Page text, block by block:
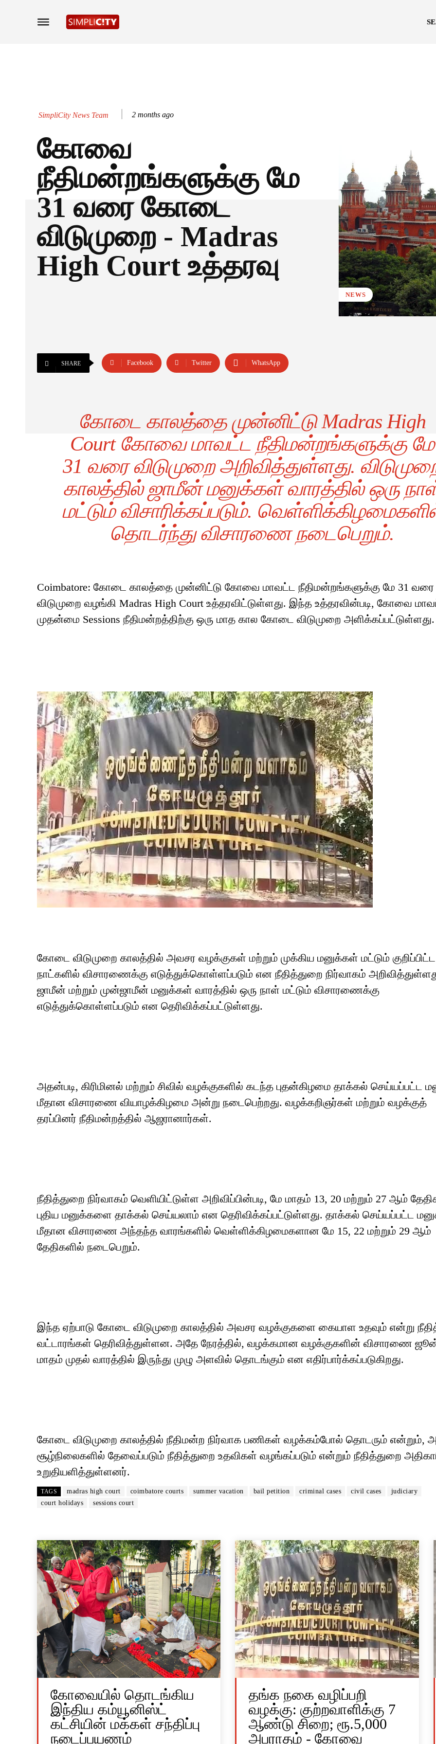
SimpliCity News Team 2 months ago
கோவை
நீதிமன்றங்களுக்கு மே
31 வரை கோடை
விடுமுறை - Madras
High Court உத்தரவு
NEWS
SHARE Facebook Twitter WhatsApp
கோடை காலத்தை முன்னிட்டு Madras High
Court கோவை மாவட்ட நீதிமன்றங்களுக்கு மே
31 வரை விடுமுறை அறிவித்துள்ளது.
காலத்தில் ஜாமீன் மனுக்கள் வாரத்தில் ஒரு
மட்டும் விசாரிக்கப்படும்.
தொடர்ந்து விசாரணை நடைபெறும்.
Coimbatore: கோடை காலத்தை முன்னிட்டு கோவை மாவட்ட நீதிமன்றங்களுக்கு மே 31 வரை
விடுமுறை வழங்கி Madras High Court உத்தரவிட்டுள்ளது. இந்த உத்தரவின்படி, கோவை
முதன்மை Sessions நீதிமன்றத்திற்கு ஒரு மாத கால கோடை விடுமுறை அளிக்கப்பட்டுள்ளது.
கோடை விடுமுறை காலத்தில் அவசர வழக்குகள் மற்றும் முக்கிய மனுக்கள் மட்டும் குறிப்பிட்ட
நாட்களில் விசாரணைக்கு எடுத்துக்கொள்ளப்படும் என நீதித்துறை நிர்வாகம்
ஜாமீன் மற்றும் முன்ஜாமீன் மனுக்கள் வாரத்தில் ஒரு நாள் மட்டும் விசாரணைக்கு
எடுத்துக்கொள்ளப்படும் என தெரிவிக்கப்பட்டுள்ளது.
அதன்படி, கிரிமினல் மற்றும் சிவில் வழக்குகளில் கடந்த புதன்கிழமை தாக்கல் செய்யப்பட்ட
மீதான விசாரணை வியாழக்கிழமை அன்று நடைபெற்றது. வழக்கறிஞர்கள் மற்றும் வழக்குத்
தரப்பினர் நீதிமன்றத்தில் ஆஜரானார்கள்.
நீதித்துறை நிர்வாகம் வெளியிட்டுள்ள அறிவிப்பின்படி, மே மாதம் 13, 20 மற்றும் 27 ஆம்
புதிய மனுக்களை தாக்கல் செய்யலாம் என தெரிவிக்கப்பட்டுள்ளது. தாக்கல் செய்யப்பட்ட
மீதான விசாரணை அந்தந்த வாரங்களில் வெள்ளிக்கிழமைகளான மே 15, 22 மற்றும் 29 ஆம்
தேதிகளில் நடைபெறும்.
இந்த ஏற்பாடு கோடை விடுமுறை காலத்தில் அவசர வழக்குகளை கையாள உதவும் என்று
வட்டாரங்கள் தெரிவித்துள்ளன. அதே நேரத்தில், வழக்கமான வழக்குகளின் விசாரணை
மாதம் முதல் வாரத்தில் இருந்து முழு அளவில் தொடங்கும் என எதிர்பார்க்கப்படுகிறது.
கோடை விடுமுறை காலத்தில் நீதிமன்ற நிர்வாக பணிகள் வழக்கம்போல் தொடரும் என்றும்,
சூழ்நிலைகளில் தேவைப்படும் நீதித்துறை உதவிகள் வழங்கப்படும் என்றும் நீதித்துறை
உறுதியளித்துள்ளனர்.
TAGS madras high court coimbatore courts summer vacation bail petition criminal cases civil cases
judiciary
court holidays
sessions court
கோவையில் தொடங்கிய
இந்திய கம்யூனிஸ்ட்
கட்சியின் மக்கள் சந்திப்பு
நடைப்பயணம்
தங்க நகை வழிப்பறி
வழக்கு: குற்றவாளிக்கு 7
ஆண்டு சிறை; ரூ.5,000
அபராதம் - கோவை